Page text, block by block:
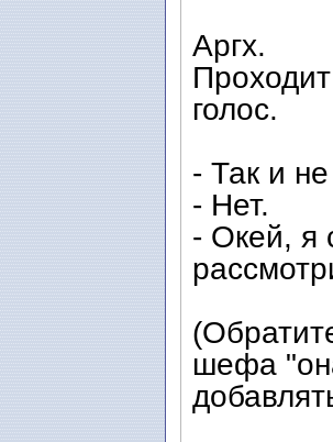
Аргх.
голос.
- Так и
- Нет.
- Окей, я
шефа